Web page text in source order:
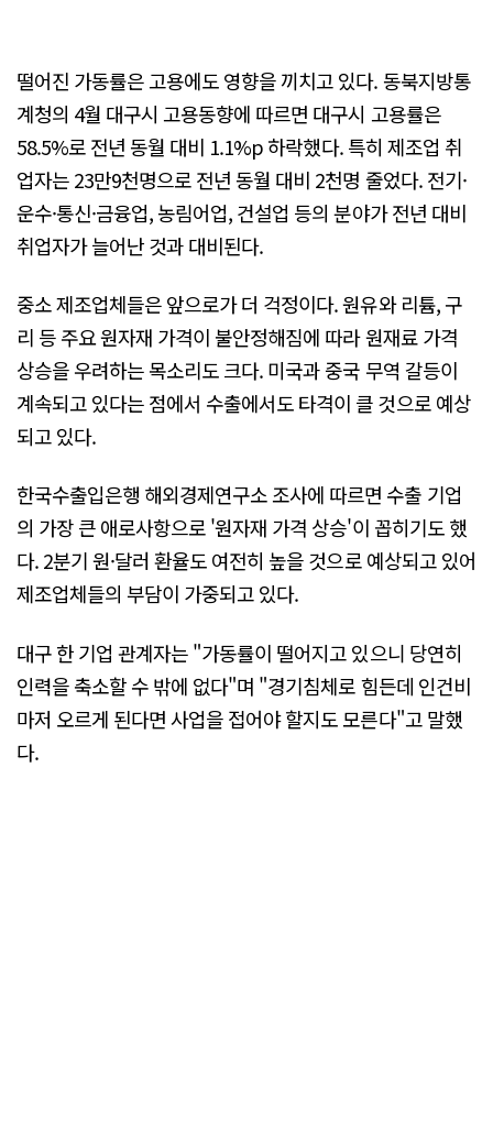
떨어진 가동률은 고용에도 영향을 끼치고 있다. 동북지방통
계청의 4월 대구시 고용동향에 따르면 대구시 고용률은
58.5%로 전년 동월 대비 1.1%p 하락했다. 특히 제조업 취
업자는 23만9천명으로 전년 동월 대비 2천명 줄었다. 전기·
운수·통신·금융업, 농림어업, 건설업 등의 분야가 전년 대비
취업자가 늘어난 것과 대비된다.
중소 제조업체들은 앞으로가 더 걱정이다. 원유와 리튬, 구
리 등 주요 원자재 가격이 불안정해짐에 따라 원재료 가격
상승을 우려하는 목소리도 크다. 미국과 중국 무역 갈등이
계속되고 있다는 점에서 수출에서도 타격이 클 것으로 예상
되고 있다.
한국수출입은행 해외경제연구소 조사에 따르면 수출 기업
의 가장 큰 애로사항으로 '원자재 가격 상승'이 꼽히기도 했
다. 2분기 원·달러 환율도 여전히 높을 것으로 예상되고 있어
제조업체들의 부담이 가중되고 있다.
대구 한 기업 관계자는 "가동률이 떨어지고 있으니 당연히
인력을 축소할 수 밖에 없다"며 "경기침체로 힘든데 인건비
마저 오르게 된다면 사업을 접어야 할지도 모른다"고 말했
다.